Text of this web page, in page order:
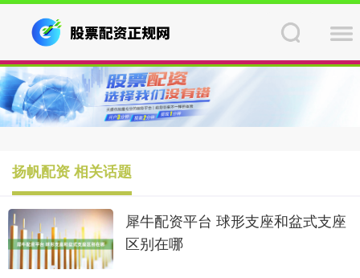
扬帆配资 相关话题
犀牛配资平台 球形支座和盆式支座
区别在哪